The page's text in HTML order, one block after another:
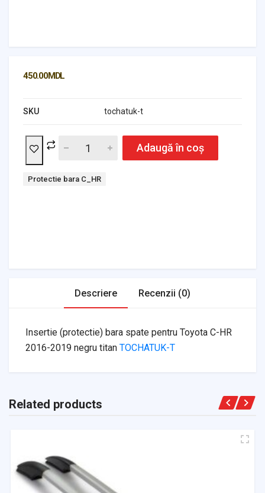
450.00MDL
SKU tochatuk-t
Adaugă în coș
Tag:
Protectie bara C_HR
Descriere Recenzii (0)
Insertie (protectie) bara spate pentru Toyota C-HR
2016-2019 negru titan TOCHATUK-T
Related products